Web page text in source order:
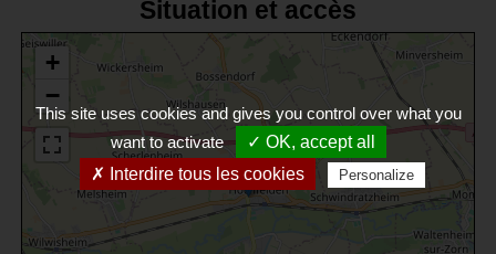
Situation et accès
+
−
This site uses cookies and gives you control over what you
want to activate
✓ OK, accept all
✗ Interdire tous les cookies
Personalize